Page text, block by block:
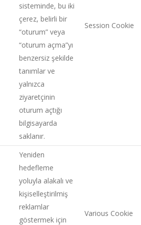
sisteminde, bu iki
çerez, belirli bir
“oturum” veya
“oturum açma”yı
benzersiz şekilde
tanımlar ve
yalnızca
ziyaretçinin
oturum açtığı
bilgisayarda
saklanır.
Session Cookie
Yeniden
hedefleme
yoluyla alakalı ve
kişiselleştirilmiş
reklamlar
göstermek için
Various Cookie